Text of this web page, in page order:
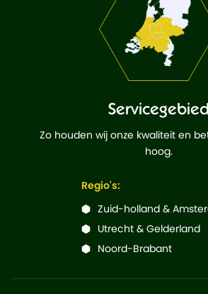
Servicegebied
Zo houden wij onze kwaliteit en
hoog.
Regio's:
Zuid-holland &
Utrecht & Gelderland
Noord-Brabant